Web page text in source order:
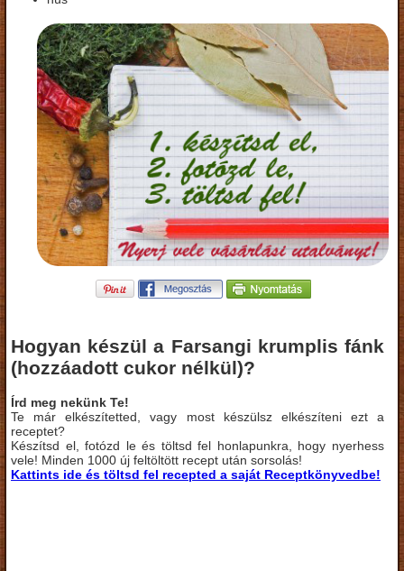
Hogyan készül a Farsangi krumplis fánk
(hozzáadott cukor nélkül)?
Írd meg nekünk Te!
Te már elkészítetted, vagy most készülsz elkészíteni ezt a
receptet?
Készítsd el, fotózd le és töltsd fel honlapunkra, hogy nyerhess
vele! Minden 1000 új feltöltött recept után sorsolás!
Kattints ide és töltsd fel recepted a saját Receptkönyvedbe!